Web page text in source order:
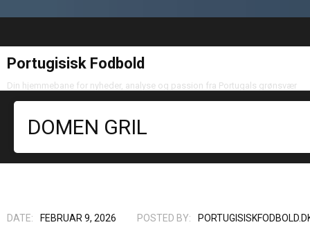
Portugisisk Fodbold
Din hjemmebane for nyheder, analyse og passion fra Portugals grønsvær
DOMEN GRIL
DATE: FEBRUAR 9, 2026 POSTED BY: